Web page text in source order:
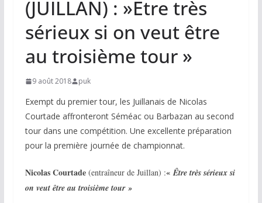
(JUILLAN) : »Etre très
sérieux si on veut être
au troisième tour »
9 août 2018 puk
Exempt du premier tour, les Juillanais de Nicolas
Courtade affronteront Séméac ou Barbazan au second
tour dans une compétition. Une excellente préparation
pour la première journée de championnat.
Nicolas Courtade(entraîneur de Juillan) :«Êtretrès sérieux si
on veut être au troisième tour »